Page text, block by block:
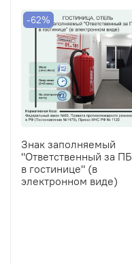
-62%
Знак заполняемый
"Ответственный за ПБ
в гостинице" (в
электронном виде)